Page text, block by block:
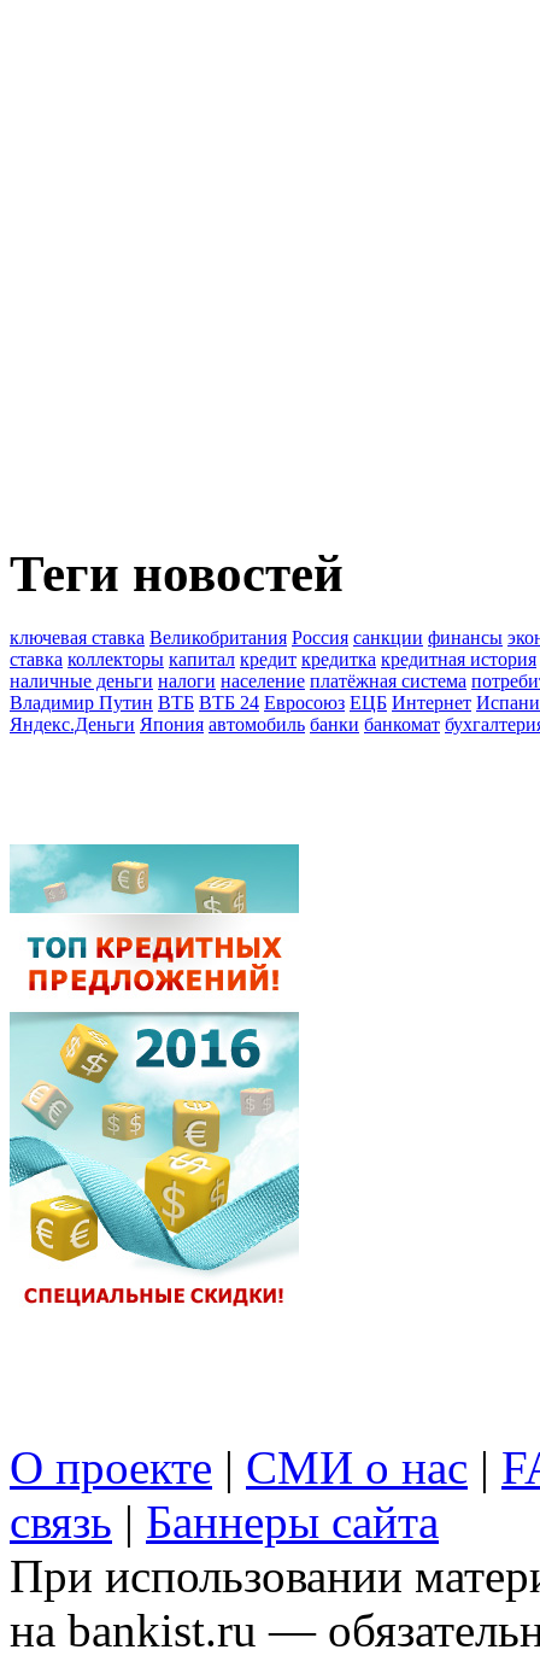
Теги новостей
ключевая ставка Великобритания Россия санкции финансы
ставка коллекторы капитал кредит кредитка кредитная история
наличные деньги налоги население платёжная система
Владимир Путин ВТБ ВТБ 24 Евросоюз ЕЦБ Интернет
Яндекс.Деньги Япония автомобиль банки банкомат
О проекте | СМИ о нас |
связь | Баннеры сайта
При использовании
на bankist.ru —